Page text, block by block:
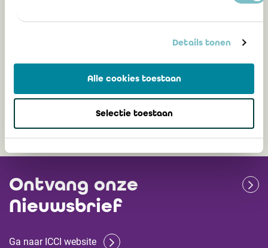
Details tonen
Alle cookies toestaan
Selectie toestaan
11 maart 2026
Ontvang onze
Nieuwsbrief
Ga naar ICCI website